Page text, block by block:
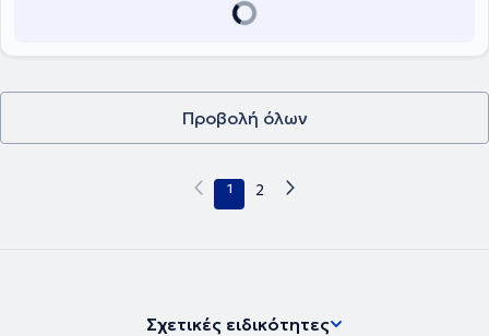
Προβολή όλων
1 2
Σχετικές ειδικότητες